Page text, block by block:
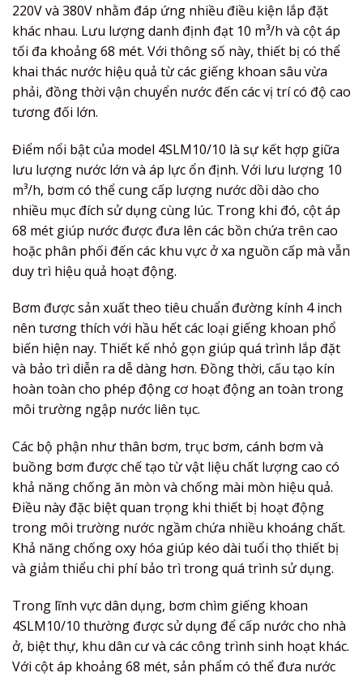
220V và 380V nhằm đáp ứng nhiều điều kiện lắp đặt
khác nhau. Lưu lượng danh định đạt 10 m³/h và cột áp
tối đa khoảng 68 mét. Với thông số này, thiết bị có thể
khai thác nước hiệu quả từ các giếng khoan sâu vừa
phải, đồng thời vận chuyển nước đến các vị trí có độ cao
tương đối lớn.
Điểm nổi bật của model 4SLM10/10 là sự kết hợp giữa
lưu lượng nước lớn và áp lực ổn định. Với lưu lượng 10
m³/h, bơm có thể cung cấp lượng nước dồi dào cho
nhiều mục đích sử dụng cùng lúc. Trong khi đó, cột áp
68 mét giúp nước được đưa lên các bồn chứa trên cao
hoặc phân phối đến các khu vực ở xa nguồn cấp mà vẫn
duy trì hiệu quả hoạt động.
Bơm được sản xuất theo tiêu chuẩn đường kính 4 inch
nên tương thích với hầu hết các loại giếng khoan phổ
biến hiện nay. Thiết kế nhỏ gọn giúp quá trình lắp đặt
và bảo trì diễn ra dễ dàng hơn. Đồng thời, cấu tạo kín
hoàn toàn cho phép động cơ hoạt động an toàn trong
môi trường ngập nước liên tục.
Các bộ phận như thân bơm, trục bơm, cánh bơm và
buồng bơm được chế tạo từ vật liệu chất lượng cao có
khả năng chống ăn mòn và chống mài mòn hiệu quả.
Điều này đặc biệt quan trọng khi thiết bị hoạt động
trong môi trường nước ngầm chứa nhiều khoáng chất.
Khả năng chống oxy hóa giúp kéo dài tuổi thọ thiết bị
và giảm thiểu chi phí bảo trì trong quá trình sử dụng.
Trong lĩnh vực dân dụng, bơm chìm giếng khoan
4SLM10/10 thường được sử dụng để cấp nước cho nhà
ở, biệt thự, khu dân cư và các công trình sinh hoạt khác.
Với cột áp khoảng 68 mét, sản phẩm có thể đưa nước